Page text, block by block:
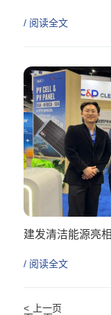
/ 阅读全文
建发清洁能源亮
/ 阅读全文
<